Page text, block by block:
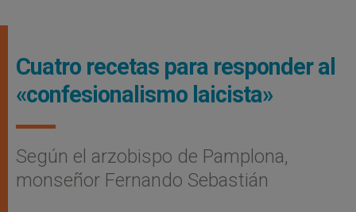
Cuatro recetas para responder al
«confesionalismo laicista»
Según el arzobispo de Pamplona,
monseñor Fernando Sebastián